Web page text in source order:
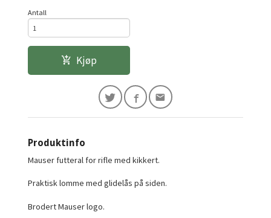
Antall
Kjøp
Produktinfo
Mauser futteral for rifle med kikkert.
Praktisk lomme med glidelås på siden.
Brodert Mauser logo.